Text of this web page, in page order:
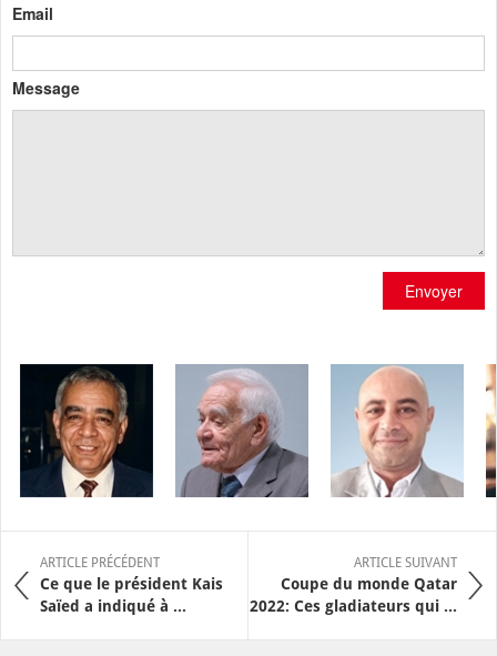
Email
Message
Envoyer
ARTICLE PRÉCÉDENT
Ce que le président Kais
Saïed a indiqué à ...
ARTICLE SUIVANT
Coupe du monde Qatar
2022: Ces gladiateurs qui ...